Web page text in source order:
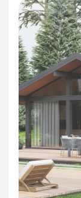
Рассчитайте
мечты с